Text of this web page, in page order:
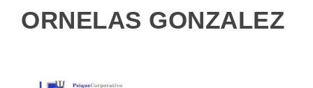
ORNELAS GONZALEZ